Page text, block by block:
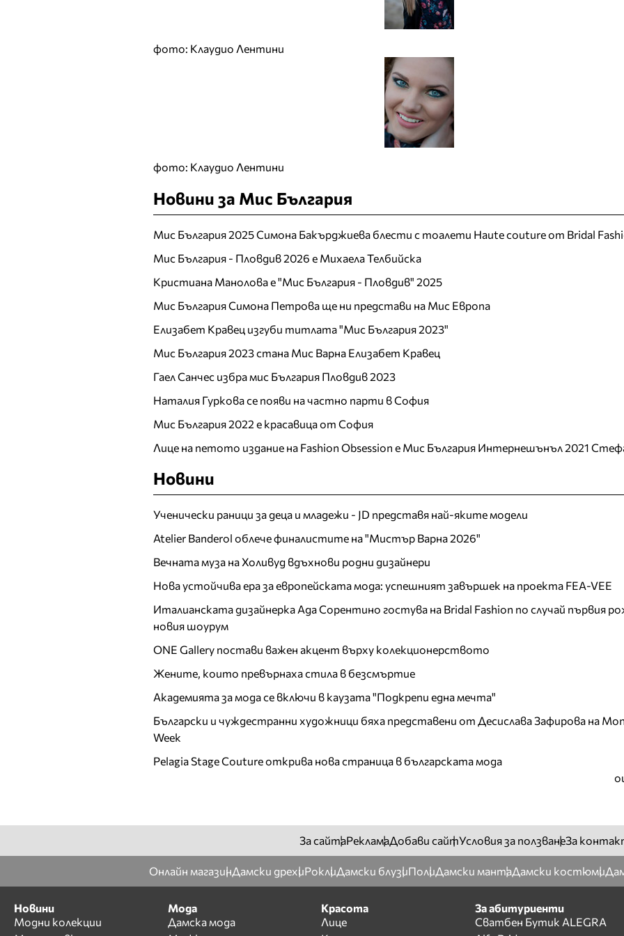
фото: Клаудио Лентини
фото: Клаудио Лентини
Новини за Мис България
Мис България 2025 Симона Бакърджиева блести с тоалети Haute couture от Bridal
Мис България - Пловдив 2026 е Михаела Телбийска
Кристиана Манолова е "Мис България - Пловдив" 2025
Мис България Симона Петрова ще ни представи на Мис Европа
Елизабет Кравец изгуби титлата "Мис България 2023"
Мис България 2023 стана Мис Варна Елизабет Кравец
Гаел Санчес избра мис България Пловдив 2023
Наталия Гуркова се появи на частно парти в София
Мис България 2022 е красавица от София
Лице на петото издание на Fashion Obsession е Мис България Интернешънъл 2021
Новини
Ученически раници за деца и младежи - JD представя най-яките модели
Atelier Banderol облече финалистите на "Мистър Варна 2026"
Вечната муза на Холивуд вдъхнови родни дизайнери
Нова устойчива ера за европейската мода: успешният завършек на проекта FEA-VEE
Италианската дизайнерка Ада Сорентино гостува на Bridal Fashion по случай първия
новия шоурум
ONE Gallery постави важен акцент върху колекционерството
Жените, които превърнаха стила в безсмъртие
Академията за мода се включи в каузата "Подкрепи една мечта"
Български и чуждестранни художници бяха представени от Десислава Зафирова на
Week
Pelagia Stage Couture открива нова страница в българската мода
Ромина Андонова
Росица Иванова
Росица Черногорова
За сайтаРекламаДобави сайтУсловия за ползванеЗа
Онлайн магазинДамски дрехиРоклиДамски блузиПолиДамски мантаДамски костюми
Новини
Модни колекции
Мода
Дамска мода
Красота
Лице
За абитуриенти
Сватбен Бутик ALEGRA